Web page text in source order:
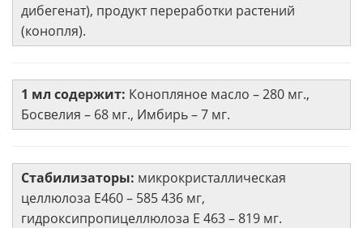
дибегенат), продукт переработки растений
(конопля).
1 мл содержит: Конопляное масло – 280 мг.,
Босвелия – 68 мг., Имбирь – 7 мг.
Стабилизаторы: микрокристаллическая
целлюлоза Е460 – 585 436 мг,
гидроксипропицеллюлоза Е 463 – 819 мг.